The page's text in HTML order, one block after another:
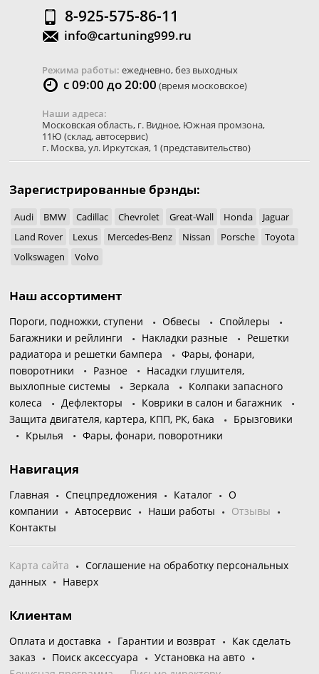
8-925-575-86-11
info@cartuning999.ru
Режима работы: ежедневно, без выходных
с 09:00 до 20:00 (время московское)
Наши адреса:
Московская область, г. Видное, Южная промзона,
11Ю (склад, автосервис)
г. Москва,ул. Иркутская, 1 (представительство)
Зарегистрированные брэнды:
Audi BMW Cadillac Chevrolet Great-Wall Honda
Jaguar
Land Rover
Lexus Mercedes-Benz Nissan Porsche
Toyota
Volkswagen
Volvo
Наш ассортимент
Пороги, подножки, ступени Обвесы
Спойлеры
Багажники и рейлинги
Накладки разные
Решетки
радиатора и решетки бампера
Фары, фонари,
поворотники
Разное
Насадки глушителя,
выхлопные системы
Зеркала
Колпаки запасного
колеса
Дефлекторы
Коврики в салон и багажник
Защита двигателя, картера, КПП, РК, бака
Брызговики
Крылья
Фары, фонари, поворотники
Навигация
Главная Спецпредложения Каталог
О
компании
Автосервис Наши работы
Отзывы
Контакты
Карта сайта
Соглашение на обработку персональных
данных
Наверх
Клиентам
Оплата и доставка Гарантии и возврат
Как сделать
заказ
Поиск аксессуара
Установка на авто